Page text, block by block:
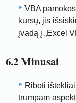
VBA
kursų, jis
įvadą į „Excel
6.2 Minusai
Riboti
trumpam